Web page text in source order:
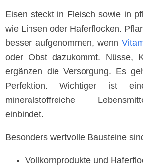
Eisen steckt in Fleisch sowie in
wie Linsen oder Haferflocken.
besser aufgenommen, wenn
oder Obst dazukommt. Nüsse,
ergänzen die Versorgung. Es
Perfektion. Wichtiger ist
mineralstoffreiche
einbindet.
Besonders wertvolle Bausteine
Vollkornprodukte und